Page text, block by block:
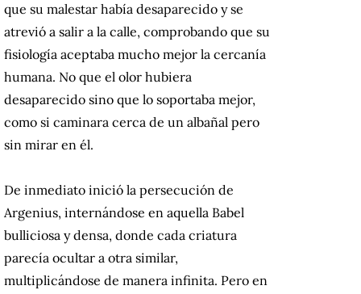
que su malestar había desaparecido y se
atrevió a salir a la calle, comprobando que su
fisiología aceptaba mucho mejor la cercanía
humana. No que el olor hubiera
desaparecido sino que lo soportaba mejor,
como si caminara cerca de un albañal pero
sin mirar en él.
De inmediato inició la persecución de
Argenius, internándose en aquella Babel
bulliciosa y densa, donde cada criatura
parecía ocultar a otra similar,
multiplicándose de manera infinita. Pero en